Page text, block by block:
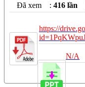
Đã xem
: 416 lần
https://
N/A